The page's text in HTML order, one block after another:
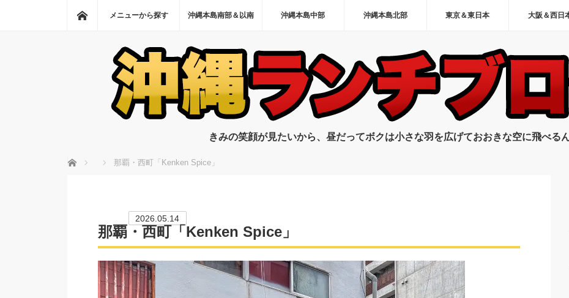
ホーム
メニューから探す 沖縄本島南部＆以南 沖縄本島中部 沖縄本島北部 東京＆東日本 大阪＆西日
きみの笑顔が見たいから、昼だってボクは小さな羽を広げておおきな空に飛べる
ホーム 那覇・西町「Kenken Spice」
2026.05.14
那覇・西町「Kenken Spice」